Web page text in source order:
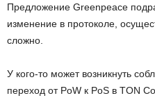
Предложение Greenpeace
изменение в протоколе,
сложно.
У кого-то может возникнуть
переход от PoW к PoS в TON